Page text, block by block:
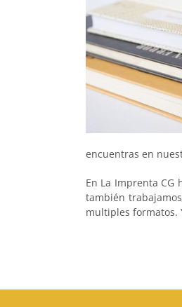
encuentras en
En La Imprenta
también
multiples formatos.